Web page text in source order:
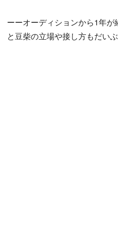
ーーオーディションから1年
と豆柴の立場や接し方もだい